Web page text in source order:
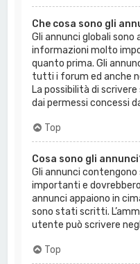
Che cosa sono gli
Gli annunci globali
informazioni molto
quanto prima. Gli
tutti i forum ed anche
La possibilità di
dai permessi concessi
Top
Cosa sono gli
Gli annunci
importanti e
annunci appaiono in
sono stati scritti.
utente può scrivere
Top